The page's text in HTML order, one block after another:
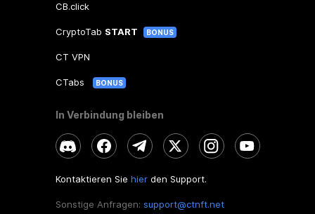
CB.click
CryptoTab START BONUS
CT VPN
CTabs BONUS
In Verbindung bleiben
Kontaktieren Sie hierden Support.
Sonstige Anfragen: support@ctnft.net